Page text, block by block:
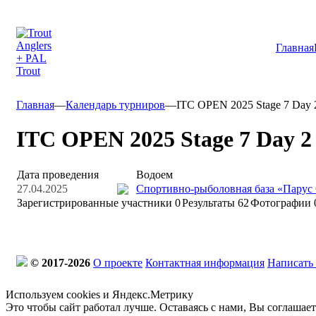
Главная
Главная—Календарь турниров—ITC OPEN 2025 Stage 7 Day
ITC OPEN 2025 Stage 7 Day 2
Дата проведения
Водоем
27.04.2025
Спортивно-рыболовная база «Парус
Зарегистрированные участники 0Результаты 62Фотографии
© 2017-2026 О проекте Контактная информация
Используем cookies и Яндекс.Метрику
Это чтобы сайт работал лучше. Оставаясь с нами, Вы